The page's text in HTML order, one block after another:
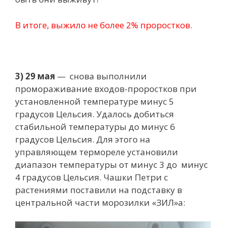
В итоге, выжило не более 2% проростков.
3) 29 мая — снова выполнили
промораживание входов-проростков при
установленной температуре минус 5
градусов Цельсия. Удалось добиться
стабильной температуры до минус 6
градусов Цельсия. Для этого на
управляющем термореле установили
диапазон температуры от минус 3 до минус
4 градусов Цельсия. Чашки Петри с
растениями поставили на подставку в
центральной части морозилки «ЗИЛ»а: